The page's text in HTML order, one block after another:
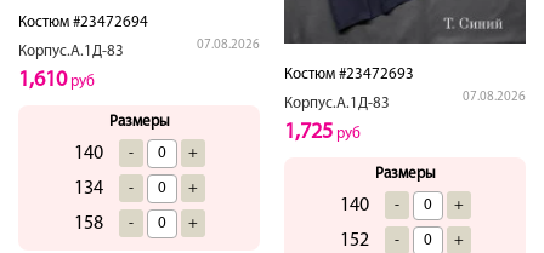
Костюм #23472694
Корпус.А.1Д-83
07.08.2026
1,610руб
Размеры
140 - +
134 - +
158 - +
Костюм #23472693
Корпус.А.1Д-83
07.08.2026
1,725 руб
Размеры
140 - +
152 - +